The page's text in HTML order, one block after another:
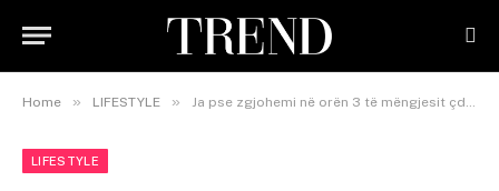
Home » LIFESTYLE » Ja pse zgjohemi në orën 3 të mëngjesit çdo natë! Çfarë zbulon shkenca
LIFESTYLE